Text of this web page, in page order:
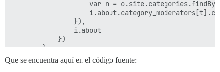
var n =
                }),
                i.about
            })
        },
        titleToken: function() {
            return I18n.t("about.simple_title")
Que se encuentra aquí en el código fuente: